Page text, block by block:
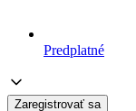
Predplatné
Zaregistrovať sa